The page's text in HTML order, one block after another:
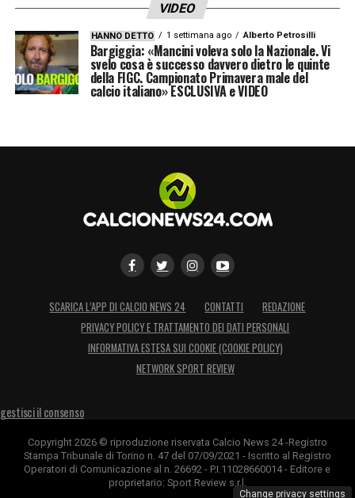
VIDEO
HANNO DETTO 1 settimana ago Alberto Petrosilli
Bargiggia: «Mancini voleva solo la Nazionale. Vi
svelo cosa è successo davvero dietro le quinte
della FIGC. Campionato Primavera male del
calcio italiano» ESCLUSIVA e VIDEO
SCARICA L’APP DI CALCIO NEWS 24 CONTATTI
REDAZIONE
PRIVACY POLICY E TRATTAMENTO DEI DATI PERSONALI
INFORMATIVA ESTESA SUI COOKIE (COOKIE POLICY)
NETWORK SPORT REVIEW
gestisci il consenso
Copyright 2026 © riproduzione riservata Calcio News 24 -Registro
Stampa Tribunale di Torino n. 47 del 07/09/2021 - Iscritto al Registro
Operatori di Comunicazione al n. 26692 - P.I.11028660014 - Editore e
proprietario: Sport Review s.r.l.
Change privacy settings